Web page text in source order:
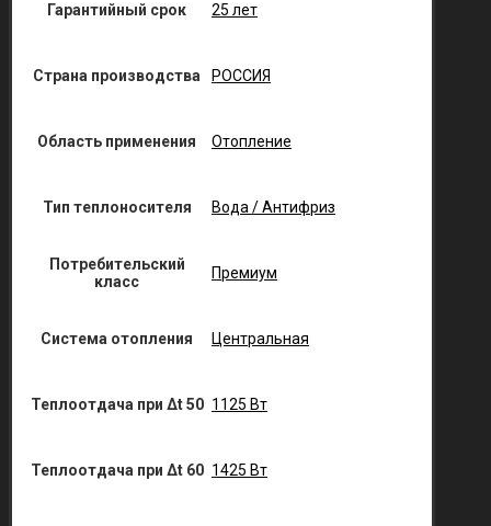
Гарантийный срок 25 лет
Страна производства РОССИЯ
Область применения Отопление
Тип теплоносителя Вода / Антифриз
Потребительский
класс
Премиум
Система отопления Центральная
Теплоотдача при Δt 50 1125 Вт
Теплоотдача при Δt 60 1425 Вт